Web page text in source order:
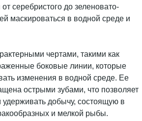
серебристого до зеленовато-
маскироваться в водной среде и
чертами, такими как
боковые линии, которые
изменения в водной среде. Ее
острыми зубами, что позволяет
добычу, состоящую в
и мелкой рыбы.